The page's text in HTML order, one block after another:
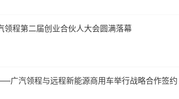
领程第二届创业合伙人大会圆满落幕
广汽领程与远程新能源商用车举行战略合作签约